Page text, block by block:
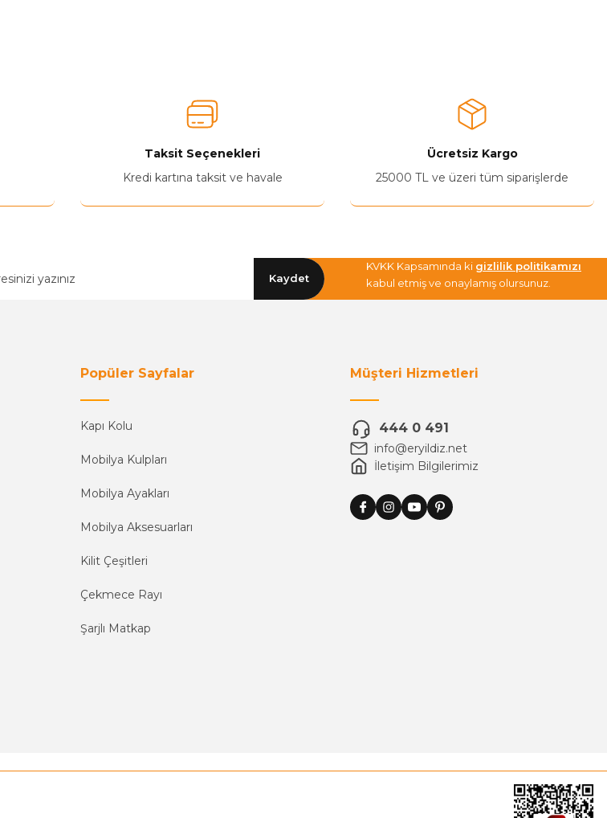
Taksit Seçenekleri
Kredi kartına taksit ve havale
Ücretsiz Kargo
25000 TL ve üzeri tüm siparişlerde
Kaydet
KVKK Kapsamında ki gizlilik politikamızı
kabul etmiş ve onaylamış olursunuz.
Popüler Sayfalar
Kapı Kolu
Mobilya Kulpları
Mobilya Ayakları
Mobilya Aksesuarları
Kilit Çeşitleri
Çekmece Rayı
Şarjlı Matkap
Müşteri Hizmetleri
444 0 491
info@eryildiz.net
İletişim Bilgilerimiz